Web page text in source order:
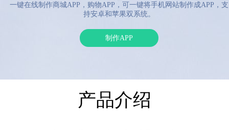
一键在线制作商城APP，购物APP，可一键将手机网站制作成APP，支
持安卓和苹果双系统。
制作APP
产品介绍